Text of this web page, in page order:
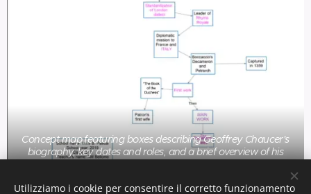
Concept map featuring boxes describing Geoffrey Chaucer's
biography, key dates and roles, and a brief overview of his
caselle che descrivono fra biografia di Geoffrey Chaucer, date e
ruoli, breve produzione letteraria, collegati da frecce.
Utilizziamo i cookie per consentire il corretto funzionamento